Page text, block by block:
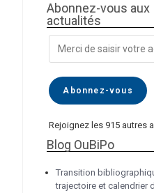
Abonnez-vous aux
actualités
Abonnez-vous
Rejoignez les 915 autres
Blog OuBiPo
Transition
trajectoire et calendrier